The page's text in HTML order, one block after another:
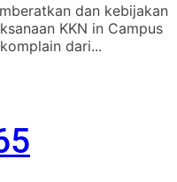
dan kebijakan
KKN in Campus
dari...